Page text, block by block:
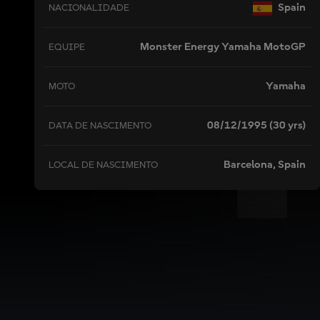
NACIONALIDADE Spain
EQUIPE Monster Energy Yamaha MotoGP
MOTO Yamaha
DATA DE NASCIMENTO 08/12/1995 (30 yrs)
LOCAL DE NASCIMENTO Barcelona, Spain